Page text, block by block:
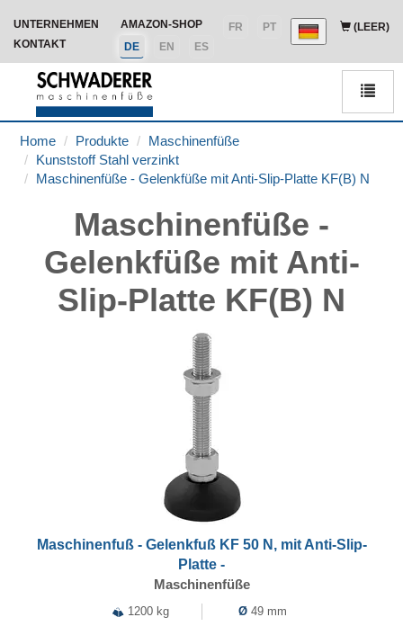
(LEER)
UNTERNEHMEN AMAZON-SHOP PT
FR
ES
EN
DE
KONTAKT
Home Produkte
Maschinenfüße
Kunststoff Stahl verzinkt
Maschinenfüße - Gelenkfüße mit Anti-Slip-Platte KF(B) N
Maschinenfüße -
Gelenkfüße mit Anti-
Slip-Platte KF(B) N
Maschinenfuß - Gelenkfuß KF 50 N, mit Anti-Slip-
Platte -
Maschinenfüße
1200 kg Ø 49 mm